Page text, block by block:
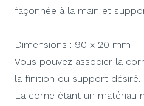
façonnée à la main et
Dimensions : 90 x 20 mm
Vous pouvez associer la
la finition du support désiré.
La corne étant un matériau